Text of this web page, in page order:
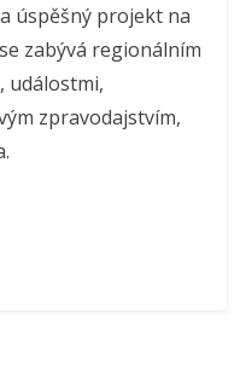
úspěšný projekt na
zabývá regionálním
událostmi,
zpravodajstvím,